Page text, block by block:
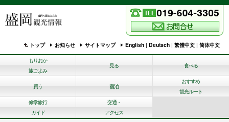
トップ お知らせ サイトマップ English | Deutsch | 繁體中文 | 简体中文
もりおか
旅ごよみ
見る 食べる
買う 宿泊
おすすめ
観光ルート
修学旅行
ガイド
交通・
アクセス